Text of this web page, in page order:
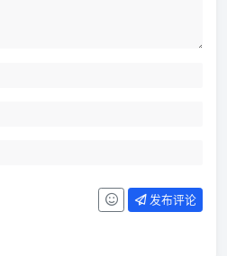
发布评论